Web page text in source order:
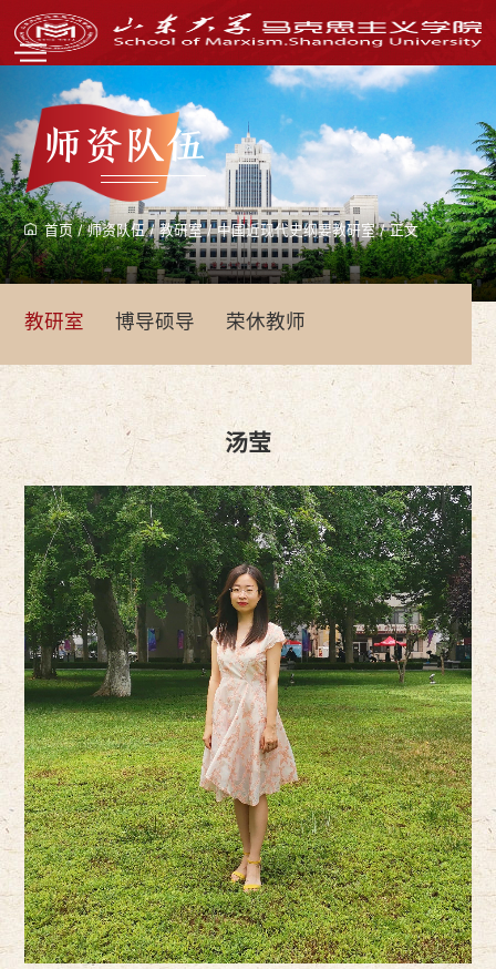
师资队伍
首页/师资队伍/教研室/中国近现代史纲要教研室/正文
教研室 博导硕导 荣休教师
汤莹